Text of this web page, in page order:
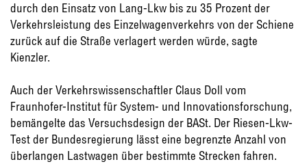
durch den Einsatz von Lang-Lkw bis zu 35 Prozent der
Verkehrsleistung des Einzelwagenverkehrs von der Schiene
zurück auf die Straße verlagert werden würde, sagte
Kienzler.
Auch der Verkehrswissenschaftler Claus Doll vom
Fraunhofer-Institut für System- und Innovationsforschung,
bemängelte das Versuchsdesign der BASt. Der Riesen-Lkw-
Test der Bundesregierung lässt eine begrenzte Anzahl von
überlangen Lastwagen über bestimmte Strecken fahren.